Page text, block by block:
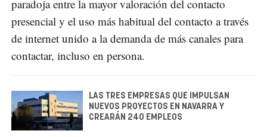
paradoja entre la mayor valoración del contacto
presencial y el uso más habitual del contacto a través
de internet unido a la demanda de más canales para
contactar, incluso en persona.
LAS TRES EMPRESAS QUE IMPULSAN
NUEVOS PROYECTOS EN NAVARRA Y
CREARÁN 240 EMPLEOS